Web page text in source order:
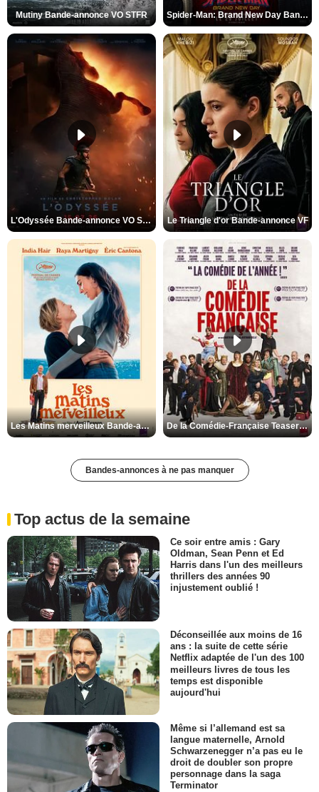
Mutiny Bande-annonce VO STFR Spider-Man: Brand New Day Bande-annonce VO STFR
L'Odyssée Bande-annonce VO STFR Le Triangle d'or Bande-annonce VF
Les Matins merveilleux Bande-annonce VF De la Comédie-Française Teaser VF
Bandes-annonces à ne pas manquer
Top actus de la semaine
Ce soir entre amis : Gary
Oldman, Sean Penn et Ed
Harris dans l'un des meilleurs
thrillers des années 90
injustement oublié !
Déconseillée aux moins de 16
ans : la suite de cette série
Netflix adaptée de l'un des 100
meilleurs livres de tous les
temps est disponible
aujourd'hui
Même si l’allemand est sa
langue maternelle, Arnold
Schwarzenegger n’a pas eu le
droit de doubler son propre
personnage dans la saga
Terminator